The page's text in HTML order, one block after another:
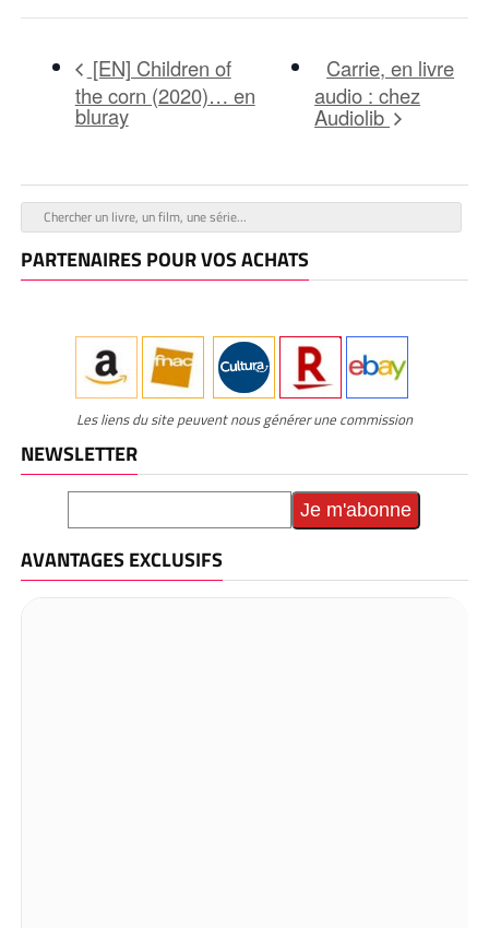
[EN] Children of
the corn (2020)… en
bluray
Carrie, en livre
audio : chez
Audiolib
PARTENAIRES POUR VOS ACHATS
Les liens du site peuvent nous générer une commission
NEWSLETTER
AVANTAGES EXCLUSIFS